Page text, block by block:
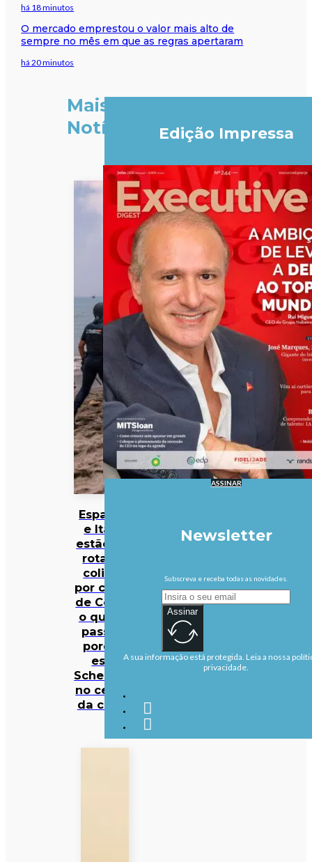
há 18 minutos
O mercado emprestou o valor mais alto de
sempre no mês em que as regras apertaram
há 20 minutos
Mais
Notícias
Espanha
e Itália
estão em
rota de
colisão
por causa
de Ceuta:
o que se
passa e
porque
está
Schengen
no centro
da crise?
Edição Impressa
ASSINAR
Newsletter
Subscreva e receba todas as novidades.
Assinar
A sua informação está protegida. Leia a nossa
privacidade.